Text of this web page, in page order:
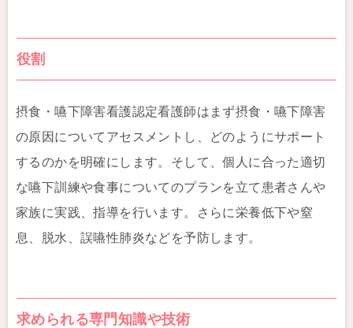
役割
摂食・嚥下障害看護認定看護師はまず摂食・嚥下障害
の原因についてアセスメントし、どのようにサポート
するのかを明確にします。そして、個人に合った適切
な嚥下訓練や食事についてのプランを立て患者さんや
家族に実践、指導を行います。さらに栄養低下や窒
息、脱水、誤嚥性肺炎などを予防します。
求められる専門知識や技術